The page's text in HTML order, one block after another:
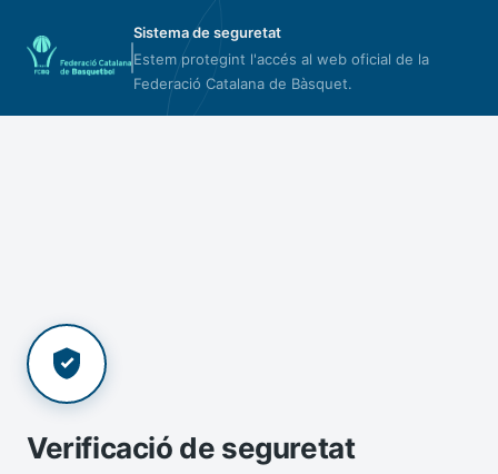
Sistema de seguretat
Estem protegint l'accés al web oficial de la
Federació Catalana de Bàsquet.
Verificació de seguretat